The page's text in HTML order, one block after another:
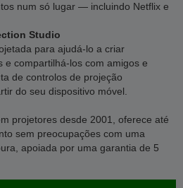
num só lugar — incluindo Netflix e
Studio
para ajudá-lo a criar
e compartilhá-los com amigos e
de controlos de projeção
do seu dispositivo móvel.
projetores desde 2001, oferece até
sem preocupações com uma
apoiada por uma garantia de 5